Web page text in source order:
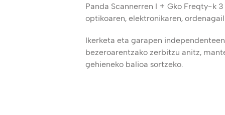
Panda Scannerren I + Gko Freqty-k
optikoaren, elektronikaren,
Ikerketa eta garapen
bezeroarentzako zerbitzu anitz,
gehieneko balioa sortzeko.